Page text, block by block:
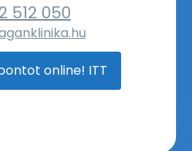
512 050
online! ITT